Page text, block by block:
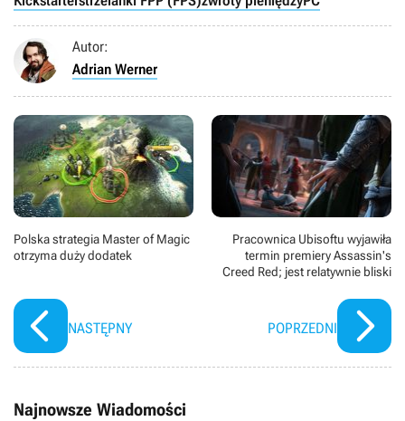
Autor:
Adrian Werner
Polska strategia Master of Magic
otrzyma duży dodatek
NASTĘPNY
Pracownica Ubisoftu wyjawiła
termin premiery Assassin's
Creed Red; jest relatywnie bliski
POPRZEDNI
Najnowsze Wiadomości